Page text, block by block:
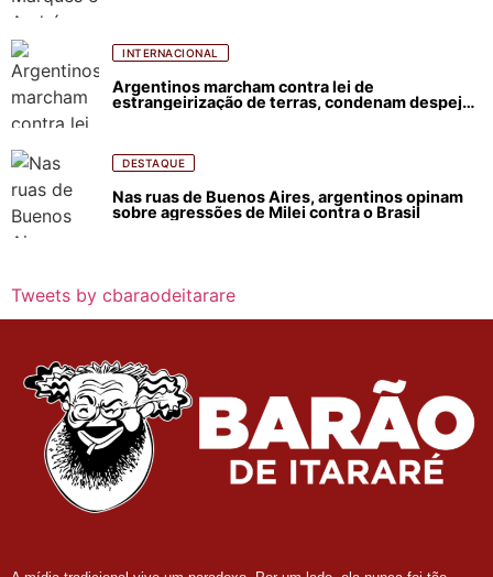
INTERNACIONAL
Argentinos marcham contra lei de
estrangeirização de terras, condenam despejos
DESTAQUE
Nas ruas de Buenos Aires, argentinos opinam
sobre agressões de Milei contra o Brasil
Tweets by cbaraodeitarare